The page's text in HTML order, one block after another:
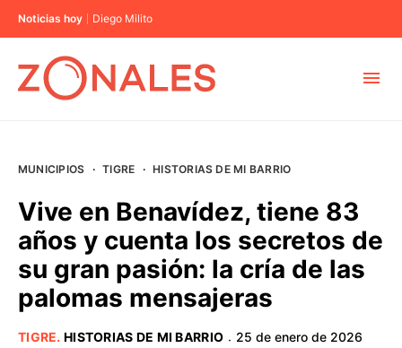
Noticias hoy Diego Milito
BUENOS AIRES
PROVINCIAS
MUNICIPIOS · TIGRE · HISTORIAS DE MI BARRIO
Vive en Benavídez, tiene 83
años y cuenta los secretos de
su gran pasión: la cría de las
palomas mensajeras
TIGRE. HISTORIAS DE MI BARRIO · 25 de enero de 2026